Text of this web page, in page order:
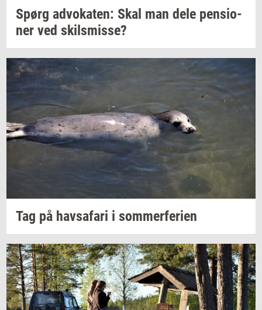
Spørg ad­vo­ka­ten: Skal man dele pen­sio­
ner ved skils­mis­se?
Tag på havs­a­fa­ri i som­mer­fe­ri­en